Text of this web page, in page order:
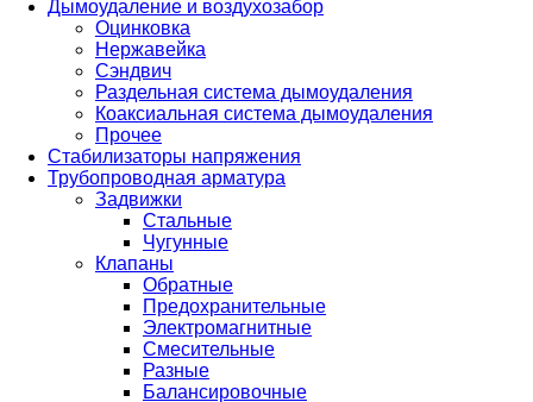
Дымоудаление и воздухозабор
Оцинковка
Нержавейка
Сэндвич
Раздельная система дымоудаления
Коаксиальная система дымоудаления
Прочее
Стабилизаторы напряжения
Трубопроводная арматура
Задвижки
Стальные
Чугунные
Клапаны
Обратные
Предохранительные
Электромагнитные
Смесительные
Разные
Балансировочные